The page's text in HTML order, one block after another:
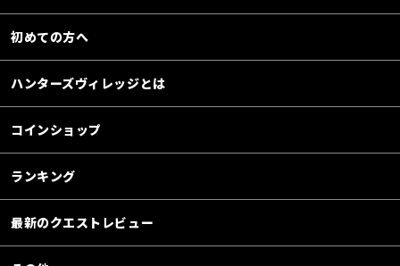
初めての方へ
ハンターズヴィレッジとは
コインショップ
ランキング
最新のクエストレビュー